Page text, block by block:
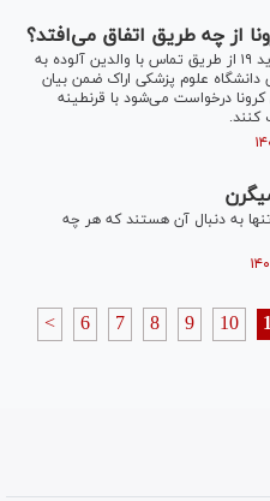
از چه طریق اتفاق می‌افتد؟
«بیشترین درگیری کودکان با بیماری کووید ۱۹ از طریق تماس با والدین آلوده به
علوم پزشکی اراک ضمن بیان
درخواست می‌شود با قرنطینه
کنند.
به دنبال آن هستند که هر چه
< 6 7 8 9 10